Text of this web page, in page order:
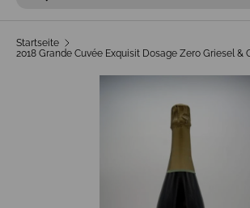
Startseite
2018 Grande Cuvée Exquisit Dosage Zero Griesel &